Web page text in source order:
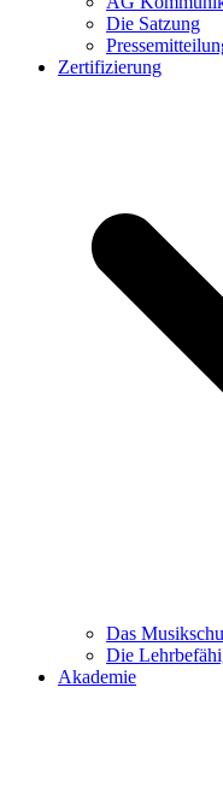
Die Satzung
Zertifizierung
Das
Die
Akademie